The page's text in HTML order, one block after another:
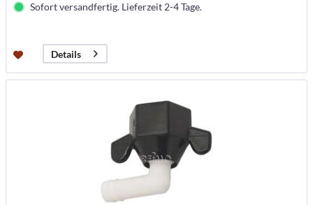
Sofort versandfertig. Lieferzeit 2-4 Tage.
Details